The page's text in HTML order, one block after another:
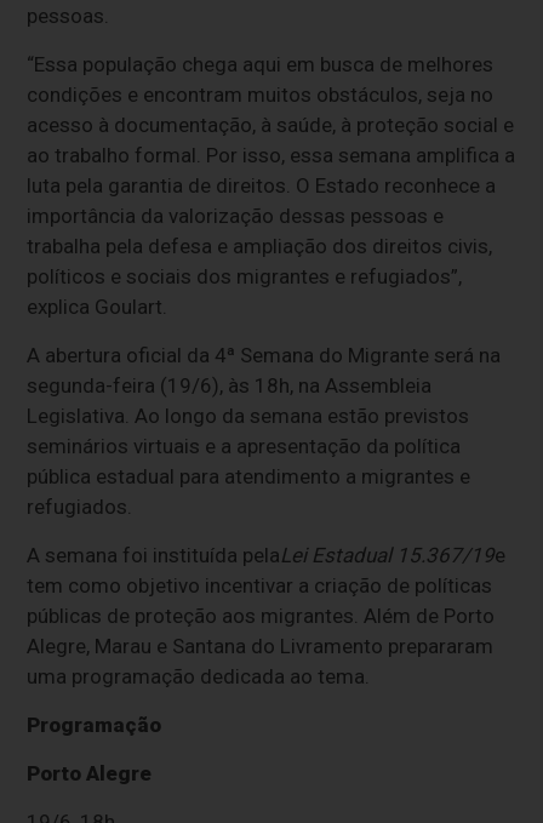
pessoas.
“Essa população chega aqui em busca de melhores
condições e encontram muitos obstáculos, seja no
acesso à documentação, à saúde, à proteção social e
ao trabalho formal. Por isso, essa semana amplifica a
luta pela garantia de direitos. O Estado reconhece a
importância da valorização dessas pessoas e
trabalha pela defesa e ampliação dos direitos civis,
políticos e sociais dos migrantes e refugiados”,
explica Goulart.
A abertura oficial da 4ª Semana do Migrante será na
segunda-feira (19/6), às 18h, na Assembleia
Legislativa. Ao longo da semana estão previstos
seminários virtuais e a apresentação da política
pública estadual para atendimento a migrantes e
refugiados.
A semana foi instituída pelaLei Estadual 15.367/19e
tem como objetivo incentivar a criação de políticas
públicas de proteção aos migrantes. Além de Porto
Alegre, Marau e Santana do Livramento prepararam
uma programação dedicada ao tema.
Programação
Porto Alegre